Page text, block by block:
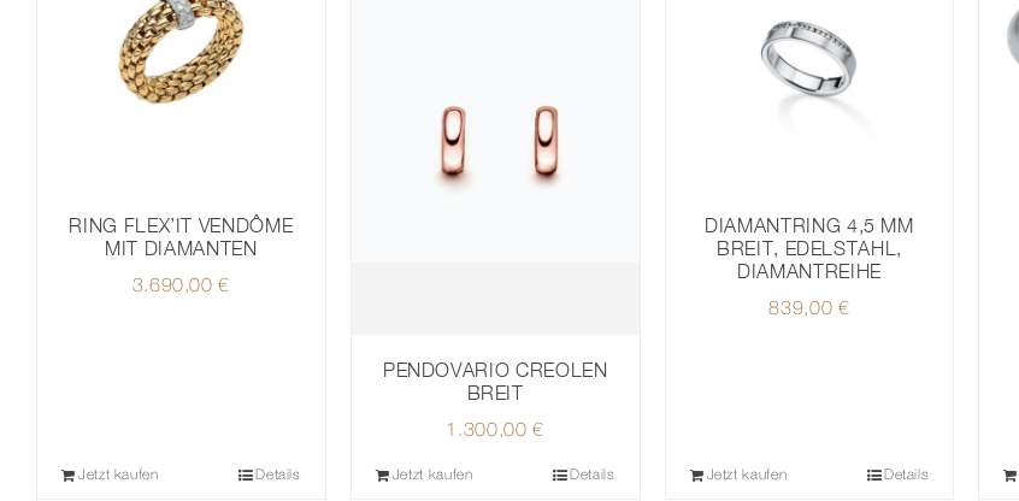
RING FLEX’IT VENDÔME
MIT DIAMANTEN
3.690,00€
Jetzt kaufen Details
PENDOVARIO CREOLEN
BREIT
1.300,00€
Jetzt kaufen Details
DIAMANTRING 4,5 MM
BREIT, EDELSTAHL,
DIAMANTREIHE
839,00 €
Jetzt kaufen Details